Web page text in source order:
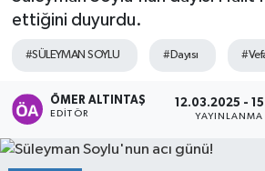
ettiğini duyurdu.
#SÜLEYMAN SOYLU #Dayısı
ÖMER ALTINTAŞ
EDITÖR
12.03.2025 -
YAYINLANMA
Haber Arşivi